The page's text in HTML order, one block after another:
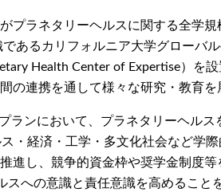
プラネタリーヘルスに関する全学
あるカリフォルニア大学グローバ
Health Center of Expertise）を
の連携を通して様々な研究・教育を
ンにおいて、プラネタリーヘル
・経済・工学・多文化社会など学
進し、競争的資金枠や奨学金制度
への意識と責任意識を高めるこ